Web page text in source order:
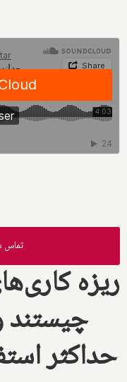
تماس
ریزه
چیستند
حداکثر